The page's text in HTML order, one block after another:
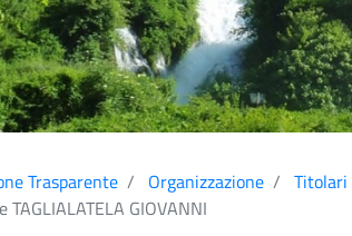
Trasparente Organizzazione Titolari
TAGLIALATELA GIOVANNI